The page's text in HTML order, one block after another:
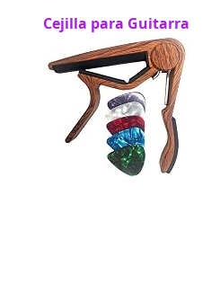
Cejilla para Guitarra